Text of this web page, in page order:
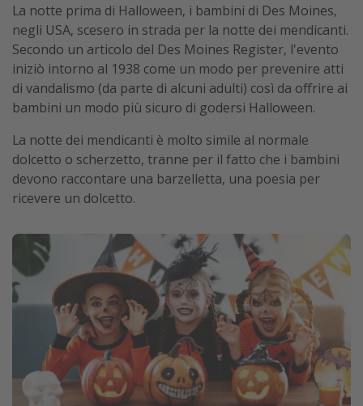
La notte prima di Halloween, i bambini di Des Moines,
negli USA, scesero in strada per la notte dei mendicanti.
Secondo un articolo del Des Moines Register, l'evento
iniziò intorno al 1938 come un modo per prevenire atti
di vandalismo (da parte di alcuni adulti) così da offrire ai
bambini un modo più sicuro di godersi Halloween.
La notte dei mendicanti è molto simile al normale
dolcetto o scherzetto, tranne per il fatto che i bambini
devono raccontare una barzelletta, una poesia per
ricevere un dolcetto.